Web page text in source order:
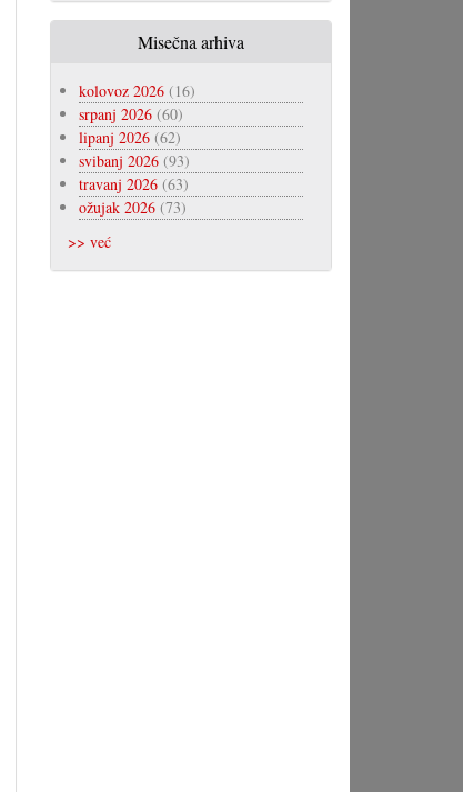
Misečna arhiva
kolovoz 2026(16)
srpanj 2026(60)
lipanj 2026(62)
svibanj 2026(93)
travanj 2026(63)
ožujak 2026(73)
>> već